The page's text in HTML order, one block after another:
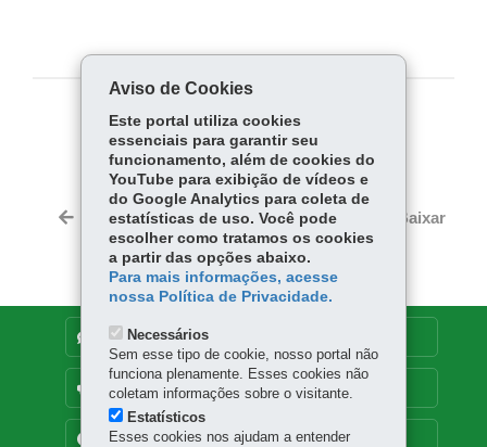
COMPARTILHE:
Fa
ce
bo
ok
Tw
itt
er
W
ha
ts
Ap
Voltar Início Imprimir Baixar
DENUNCIE CORRUPÇÃO
OUVIDORIA
TRANSPARÊNCIA INSTITUCIONAL
Aviso de Cookies
Este portal utiliza cookies
essenciais para garantir seu
funcionamento, além de cookies do
YouTube para exibição de vídeos e
do Google Analytics para coleta de
estatísticas de uso. Você pode
escolher como tratamos os cookies
a partir das opções abaixo.
Para mais informações, acesse
nossa Política de Privacidade.
Necessários
Sem esse tipo de cookie, nosso portal não
funciona plenamente. Esses cookies não
coletam informações sobre o visitante.
Estatísticos
Esses cookies nos ajudam a entender